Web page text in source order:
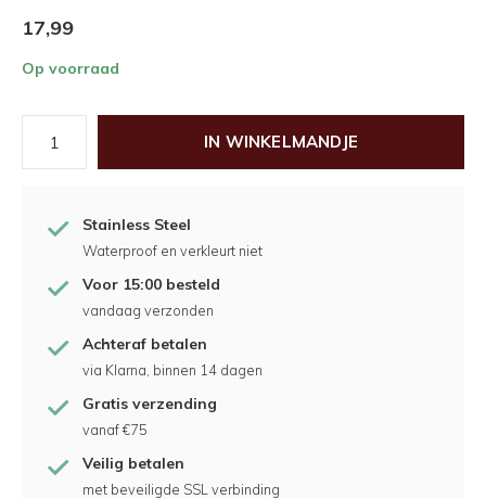
17,99
Op voorraad
IN WINKELMANDJE
Stainless Steel
Waterproof en verkleurt niet
Voor 15:00 besteld
vandaag verzonden
Achteraf betalen
via Klarna, binnen 14 dagen
Gratis verzending
vanaf €75
Veilig betalen
met beveiligde SSL verbinding